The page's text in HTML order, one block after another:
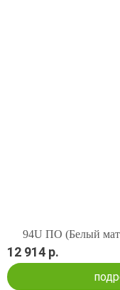
94U ПО (Белый
12 914 р.